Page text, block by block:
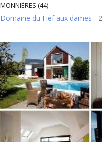
MONNIÈRES (44)
Domaine du Fief aux dames - 2